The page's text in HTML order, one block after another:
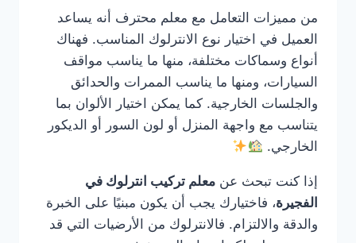
من مميزات التعامل مع معلم محترف أنه يساعد
العميل في اختيار نوع الانترلوك المناسب. فهناك
أنواع وسماكات مختلفة، منها ما يناسب مواقف
السيارات، ومنها ما يناسب الممرات والحدائق
والجلسات الخارجية. كما يمكن اختيار الألوان بما
يتناسب مع واجهة المنزل أو لون السور أو الديكور
الخارجي.
إذا كنت تبحث عن معلم تركيب انترلوك في
الفجيرة، فاختيارك يجب أن يكون مبنيًا على الخبرة
والدقة والالتزام. فالانترلوك من الأرضيات التي قد